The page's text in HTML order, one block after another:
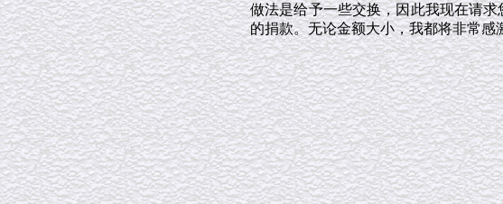
做法是给予一些交换，因此我现在请
的捐款。无论金额大小，我都将非常感